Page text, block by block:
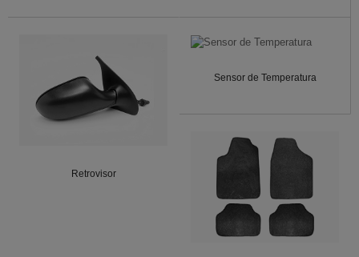
Retrovisor
Sensor de Temperatura